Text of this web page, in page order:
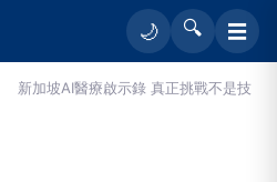
🌙 🔍 ☰
新加坡AI醫療啟示錄 真正挑戰不是技